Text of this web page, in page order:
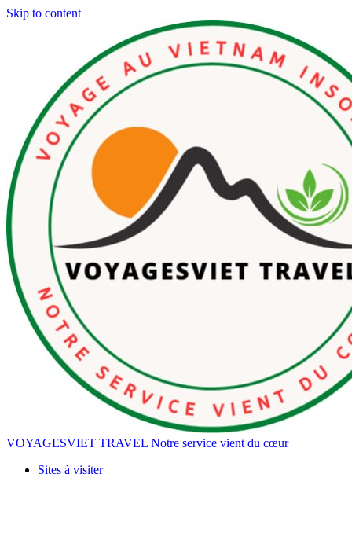
Skip to content
VOYAGESVIET TRAVEL Notre service vient du cœur
Sites à visiter